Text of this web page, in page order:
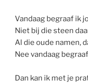
Vandaag begraaf ik
Niet bij die steen
Al die oude namen,
Nee vandaag
Dan kan ik met je